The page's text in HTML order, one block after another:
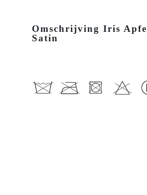
Omschrijving Iris
Satin